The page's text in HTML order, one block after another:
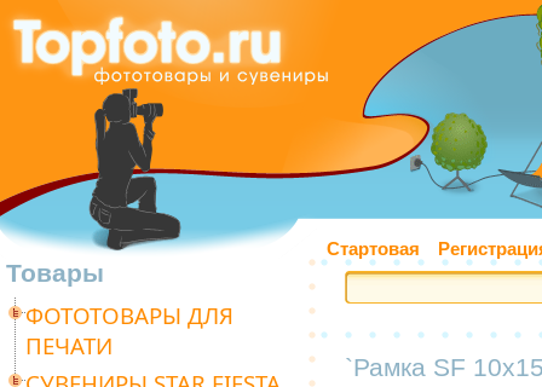
Стартовая
Товары
ФОТОТОВАРЫ ДЛЯ
ПЕЧАТИ
`Рамка SF